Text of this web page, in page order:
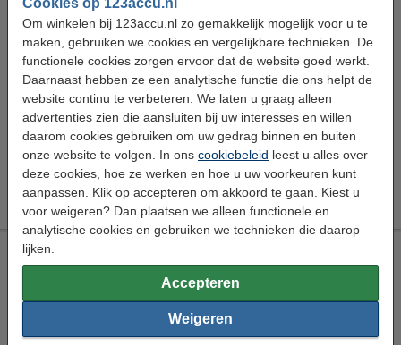
Om winkelen bij 123accu.nl zo gemakkelijk mogelijk voor u te
maken, gebruiken we cookies en vergelijkbare technieken. De
functionele cookies zorgen ervoor dat de website goed werkt.
Daarnaast hebben ze een analytische functie die ons helpt de
website continu te verbeteren. We laten u graag alleen
advertenties zien die aansluiten bij uw interesses en willen
daarom cookies gebruiken om uw gedrag binnen en buiten
onze website te volgen. In ons cookiebeleid leest u alles over
deze cookies, hoe ze werken en hoe u uw voorkeuren kunt
aanpassen. Klik op accepteren om akkoord te gaan. Kiest u
voor weigeren? Dan plaatsen we alleen functionele en
analytische cookies en gebruiken we technieken die daarop
lijken.
Accepteren
Weigeren
Bestel acculader mee!
Ecobat EBC4 accu-/druppellader
€ 69,50
€ 69,50
Verzending
Dit artikel wordt per pallet vervoerd.Verzending binnen 1 - 2
werkdagen.
Varta Dynamic SLI C22 / 552 400 047 accu (12V, 52Ah, 470A)
C22 Varta Dynamic SLI
Bekijk de specificaties en beschrijving